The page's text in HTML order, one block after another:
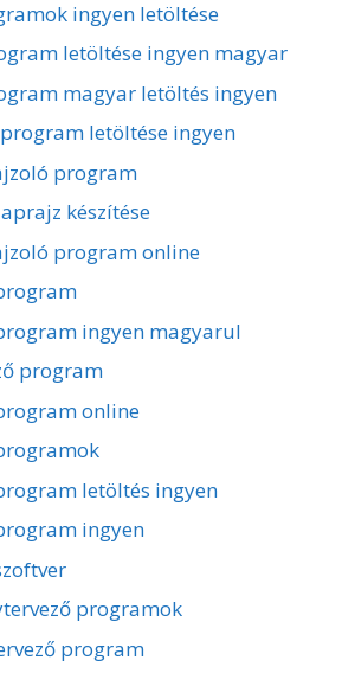
ingyen letöltése
letöltése ingyen magyar
magyar letöltés ingyen
letöltése ingyen
program
készítése
program online
ingyen magyarul
program
online
letöltés ingyen
ingyen
programok
program